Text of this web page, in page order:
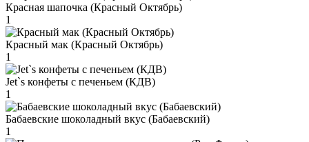
Красная шапочка (Красный Октябрь)
1
Красный мак (Красный Октябрь)
1
Jet`s конфеты с печеньем (КДВ)
1
Бабаевские шоколадный вкус (Бабаевский)
1